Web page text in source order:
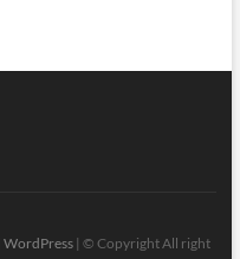
WordPress| © Copyright All right